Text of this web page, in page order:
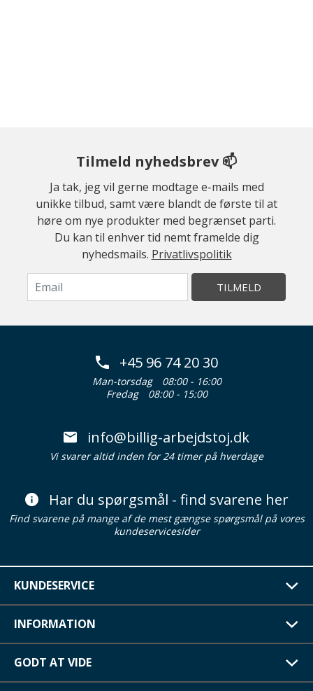
Tilmeld nyhedsbrev 📫
Ja tak, jeg vil gerne modtage e-mails med
unikke tilbud, samt være blandt de første til at
høre om nye produkter med begrænset parti.
Du kan til enhver tid nemt framelde dig
nyhedsmails. Privatlivspolitik
TILMELD
+45 96 74 20 30
Man-torsdag
08:00 - 16:00
Fredag
08:00 - 15:00
info@billig-arbejdstoj.dk
Vi svarer altid inden for 24 timer på hverdage
Har du spørgsmål - find svarene her
Find svarene på mange af de mest gængse spørgsmål på vores
kundeservicesider
KUNDESERVICE
INFORMATION
GODT AT VIDE